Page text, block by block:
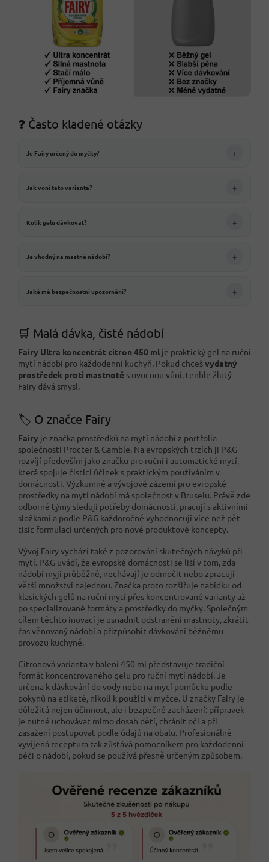
❓ Často kladené otázky
Je Fairy určený do myčky? +
Jak voní tato varianta? +
Kolik gelu dávkovat? +
Je vhodný na mastné nádobí? +
Jaké má bezpečnostní upozornění? +
🛒 Malá dávka, čisté nádobí
Fairy Ultra koncentrát citron 450 ml je praktický gel na ruční
mytí nádobí pro každodenní kuchyň. Pokud chcešvydatný
prostředek proti mastnotě s ovocnou vůní, tenhle žlutý
Fairy dává smysl.
🏷️ O značce Fairy
Fairy je značka prostředků na mytí nádobí z portfolia
společnosti Procter & Gamble. Na evropských trzích ji P&G
rozvíjí především jako značku pro ruční i automatické mytí,
která spojuje čisticí účinek s praktickým používáním v
domácnosti. Výzkumné a vývojové zázemí pro evropské
prostředky na mytí nádobí má společnost v Bruselu. Právě zde
odborné týmy sledují potřeby domácností, pracují s aktivními
složkami a podle P&G každoročně vyhodnocují více než pět
tisíc formulací určených pro nové produktové koncepty.
Vývoj Fairy vychází také z pozorování skutečných návyků při
mytí. P&G uvádí, že evropské domácnosti se liší v tom, zda
nádobí myjí průběžně, nechávají je odmočit nebo zpracují
větší množství najednou. Značka proto rozšiřuje nabídku od
klasických gelů na ruční mytí přes koncentrované varianty až
po specializované formáty a prostředky do myčky. Společným
cílem těchto inovací je usnadnit odstranění mastnoty, zkrátit
čas věnovaný nádobí a přizpůsobit dávkování běžnému
provozu kuchyně.
Citronová varianta v balení 450 ml představuje tradiční
formát koncentrovaného gelu pro ruční mytí nádobí. Je
určena k dávkování do vody nebo na mycí pomůcku podle
pokynů na etiketě, nikoli k použití v myčce. U značky Fairy je
důležitá nejen účinnost, ale i bezpečné zacházení: přípravek
je nutné uchovávat mimo dosah dětí, chránit oči a při
zasažení postupovat podle údajů na obalu. Profesionálně
vyvíjená receptura tak zůstává pomocníkem pro každodenní
péči o nádobí, pokud se používá přesně určeným způsobem.